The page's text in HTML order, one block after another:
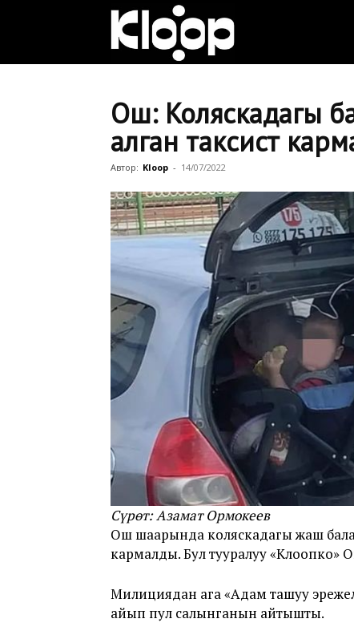
Кыргызстан
жаңылыктары
Ош: Коляскадагы
алган таксист
Автор: Kloop - 14/07/2022
Сүрөт: Азамат Ормокеев
Ош шаарында коляскадагы жаш
кармалды. Бул тууралуу
Милициядан ага «Адам ташуу
айып пул салынганын айтышты.